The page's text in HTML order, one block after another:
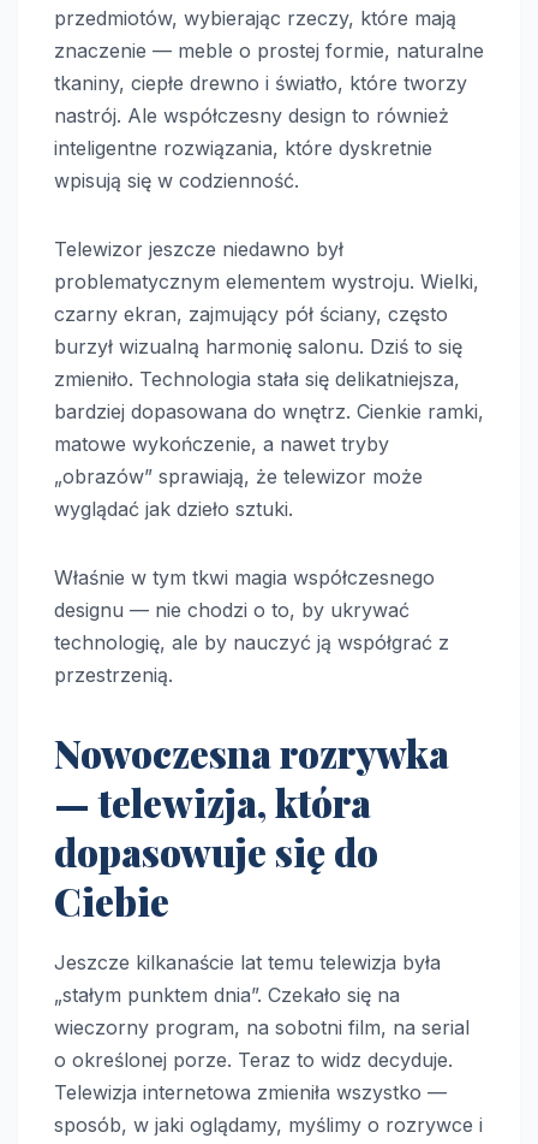
przedmiotów, wybierając rzeczy, które mają
znaczenie — meble o prostej formie, naturalne
tkaniny, ciepłe drewno i światło, które tworzy
nastrój. Ale współczesny design to również
inteligentne rozwiązania, które dyskretnie
wpisują się w codzienność.
Telewizor jeszcze niedawno był
problematycznym elementem wystroju. Wielki,
czarny ekran, zajmujący pół ściany, często
burzył wizualną harmonię salonu. Dziś to się
zmieniło. Technologia stała się delikatniejsza,
bardziej dopasowana do wnętrz. Cienkie ramki,
matowe wykończenie, a nawet tryby
„obrazów” sprawiają, że telewizor może
wyglądać jak dzieło sztuki.
Właśnie w tym tkwi magia współczesnego
designu — nie chodzi o to, by ukrywać
technologię, ale by nauczyć ją współgrać z
przestrzenią.
Nowoczesna rozrywka
— telewizja, która
dopasowuje się do
Ciebie
Jeszcze kilkanaście lat temu telewizja była
„stałym punktem dnia”. Czekało się na
wieczorny program, na sobotni film, na serial
o określonej porze. Teraz to widz decyduje.
Telewizja internetowa zmieniła wszystko —
sposób, w jaki oglądamy, myślimy o rozrywce i